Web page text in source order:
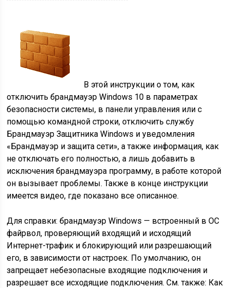
В этой инструкции о том, как
отключить брандмауэр Windows 10 в параметрах
безопасности системы, в панели управления или с
помощью командной строки, отключить службу
Брандмауэр Защитника Windows и уведомления
«Брандмауэр и защита сети», а также информация, как
не отключать его полностью, а лишь добавить в
исключения брандмауэра программу, в работе которой
он вызывает проблемы. Также в конце инструкции
имеется видео, где показано все описанное.
Для справки: брандмауэр Windows — встроенный в ОС
файрвол, проверяющий входящий и исходящий
Интернет-трафик и блокирующий или разрешающий
его, в зависимости от настроек. По умолчанию, он
запрещает небезопасные входящие подключения и
разрешает все исходящие подключения. См. также: Как